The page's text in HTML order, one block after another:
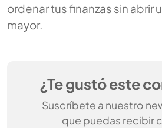
ordenar tus finanzas sin abrir
mayor.
¿Te gustó este
Suscríbete a nuestro
que puedas recibir